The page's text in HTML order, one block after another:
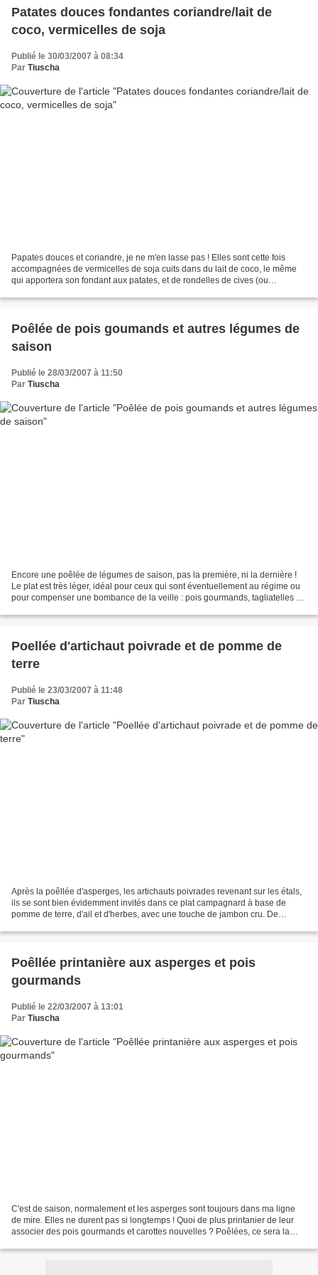
Patates douces fondantes coriandre/lait de
coco, vermicelles de soja
Publié le 30/03/2007 à 08:34
Par Tiuscha
Papates douces et coriandre, je ne m'en lasse pas ! Elles sont cette fois
accompagnées de vermicelles de soja cuits dans du lait de coco, le même
qui apportera son fondant aux patates, et de rondelles de cives (ou
Poêlée de pois goumands et autres légumes de
saison
Publié le 28/03/2007 à 11:50
Par Tiuscha
Encore une poêlée de légumes de saison, pas la première, ni la dernière !
Le plat est très léger, idéal pour ceux qui sont éventuellement au régime ou
pour compenser une bombance de la veille : pois gourmands, tagliatelles de
Poellée d'artichaut poivrade et de pomme de
terre
Publié le 23/03/2007 à 11:48
Par Tiuscha
Après la poêllée d'asperges, les artichauts poivrades revenant sur les étals,
ils se sont bien évidemment invités dans ce plat campagnard à base de
pomme de terre, d'ail et d'herbes, avec une touche de jambon cru. De
Poêllée printanière aux asperges et pois
gourmands
Publié le 22/03/2007 à 13:01
Par Tiuscha
C'est de saison, normalement et les asperges sont toujours dans ma ligne
de mire. Elles ne durent pas si longtemps ! Quoi de plus printanier de leur
associer des pois gourmands et carottes nouvelles ? Poêlées, ce sera la